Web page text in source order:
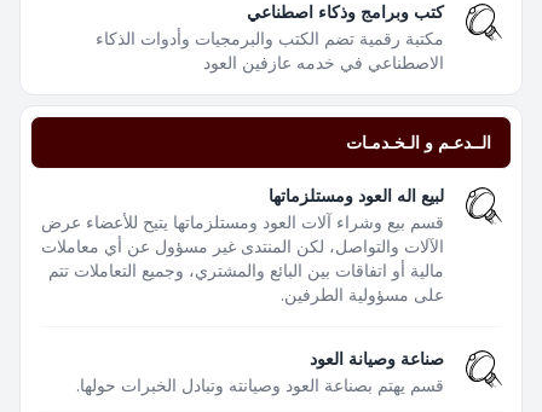
كتب وبرامج وذكاء اصطناعي
مكتبة رقمية تضم الكتب والبرمجيات وأدوات الذكاء
الاصطناعي في خدمه عازفين العود
الــدعـم و الـخـدمـات
لبيع اله العود ومستلزماتها
قسم بيع وشراء آلات العود ومستلزماتها يتيح للأعضاء عرض
الآلات والتواصل، لكن المنتدى غير مسؤول عن أي معاملات
مالية أو اتفاقات بين البائع والمشتري، وجميع التعاملات تتم
على مسؤولية الطرفين.
صناعة وصيانة العود
قسم يهتم بصناعة العود وصيانته وتبادل الخبرات حولها.